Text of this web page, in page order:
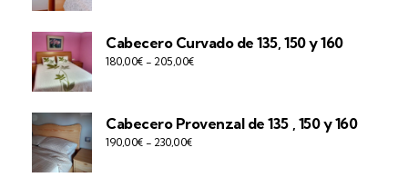
Cabecero Curvado de 135, 150 y 160
180,00€ - 205,00€
Cabecero Provenzal de 135 , 150 y 160
190,00€ - 230,00€